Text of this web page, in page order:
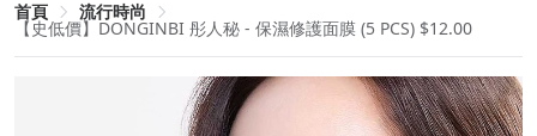
首頁 流行時尚
【史低價】DONGINBI 彤人秘 - 保濕修護面膜 (5 PCS) $12.00​